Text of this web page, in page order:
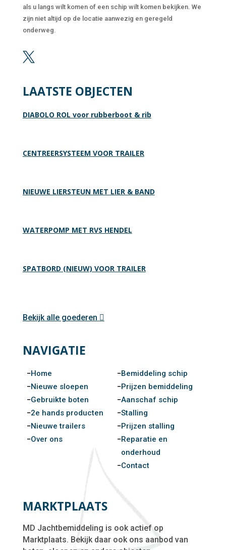
als u langs wilt komen of een schip wilt komen bekijken. We
zijn niet altijd op de locatie aanwezig en geregeld
onderweg.

LAATSTE OBJECTEN
DIABOLO ROL voor rubberboot & rib
CENTREERSYSTEEM VOOR TRAILER
NIEUWE LIERSTEUN MET LIER & BAND
WATERPOMP MET RVS HENDEL
SPATBORD (NIEUW) VOOR TRAILER
Bekijk alle goederen
NAVIGATIE
Home
Nieuwe sloepen
Gebruikte boten
2e hands producten
Nieuwe trailers
Over ons
Bemiddeling schip
Prijzen bemiddeling
Aanschaf schip
Stalling
Prijzen stalling
Reparatie en
onderhoud
Contact
MARKTPLAATS
MD Jachtbemiddeling is ook actief op
Marktplaats. Bekijk daar ook ons aanbod van